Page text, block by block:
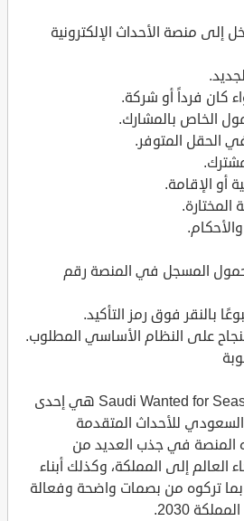
إلى منصة الأحداث الإلكترونية
كان فرداً أو شركة.
الخاص بالمشارك.
الحقل المتوفر.
أو الإقامة.
المختارة.
المسجل في المنصة رقم
بالنقر فوق رمز التأكيد.
على النظام الأساسي المطلوب.
منصة Saudi Wanted for Seasons and Events هي إحدى
للأحداث المتقدمة
المنصة في جذب العديد من
العالم إلى المملكة، وكذلك أبناء
تركوه من بصمات واضحة وفعالة
2030.